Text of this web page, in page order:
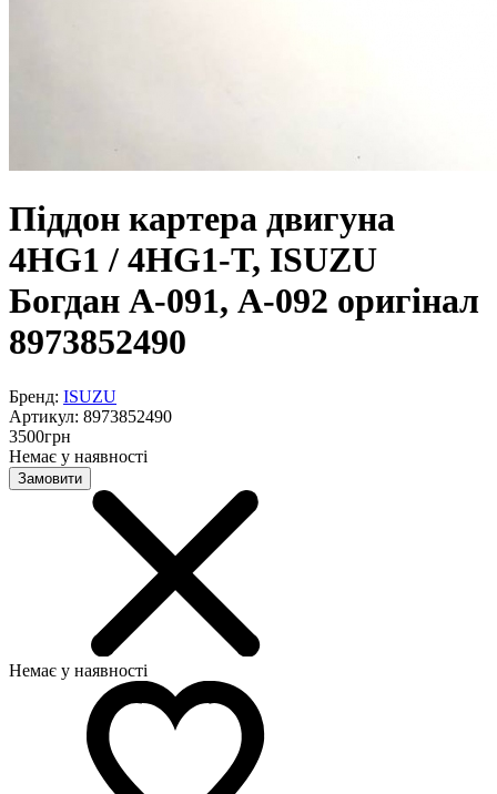
Піддон картера двигуна
4HG1 / 4HG1-T, ISUZU
Богдан А-091, А-092 оригінал
8973852490
Бренд: ISUZU
Артикул: 8973852490
3500грн
Немає у наявності
Замовити
Немає у наявності